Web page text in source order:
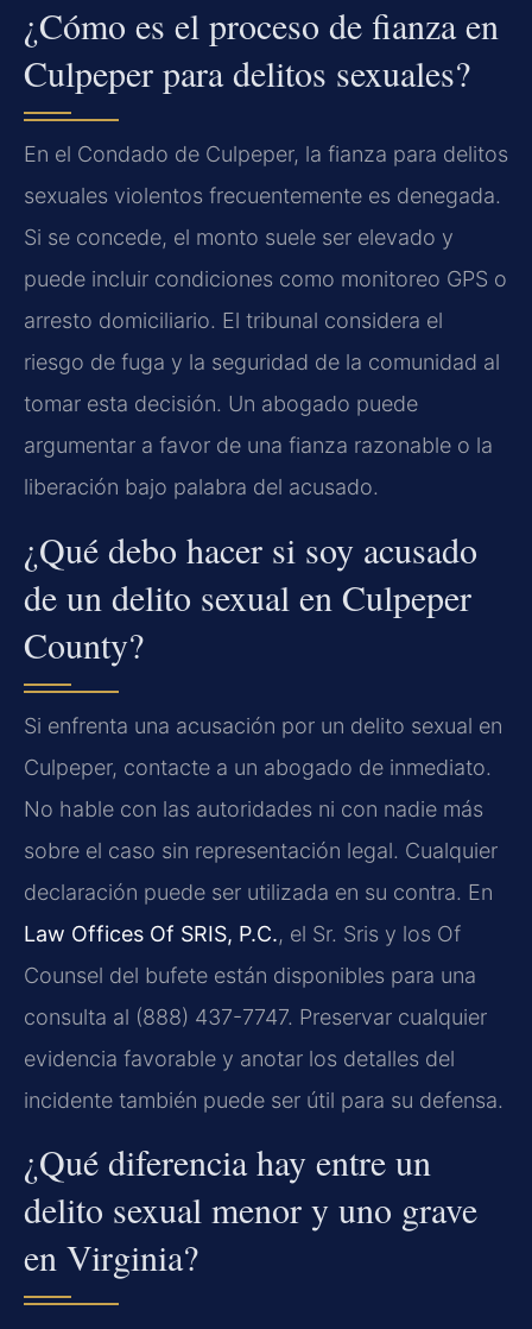
¿Cómo es el proceso de fianza en
Culpeper para delitos sexuales?
En el Condado de Culpeper, la fianza para delitos
sexuales violentos frecuentemente es denegada.
Si se concede, el monto suele ser elevado y
puede incluir condiciones como monitoreo GPS o
arresto domiciliario. El tribunal considera el
riesgo de fuga y la seguridad de la comunidad al
tomar esta decisión. Un abogado puede
argumentar a favor de una fianza razonable o la
liberación bajo palabra del acusado.
¿Qué debo hacer si soy acusado
de un delito sexual en Culpeper
County?
Si enfrenta una acusación por un delito sexual en
Culpeper, contacte a un abogado de inmediato.
No hable con las autoridades ni con nadie más
sobre el caso sin representación legal. Cualquier
declaración puede ser utilizada en su contra. En
Law Offices Of SRIS, P.C., el Sr. Sris y los Of
Counsel del bufete están disponibles para una
consulta al (888) 437-7747. Preservar cualquier
evidencia favorable y anotar los detalles del
incidente también puede ser útil para su defensa.
¿Qué diferencia hay entre un
delito sexual menor y uno grave
en Virginia?